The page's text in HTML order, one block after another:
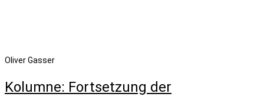
Oliver Gasser
Kolumne: Fortsetzung der